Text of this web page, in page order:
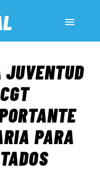
JUVENTUD
PARA